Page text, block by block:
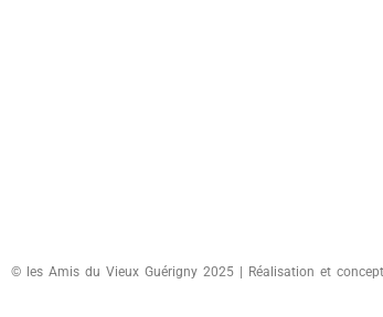
© les Amis du Vieux Guérigny 2025 | Réalisation et